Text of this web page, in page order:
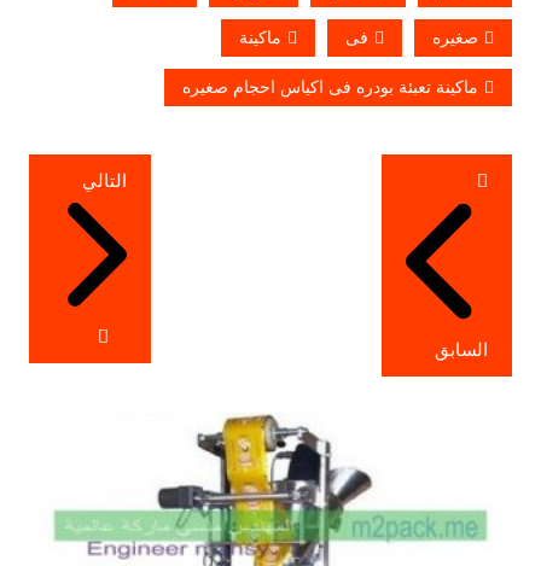
صغيره فى ماكينة
ماكينة تعبئة بودره فى اكياس احجام صغيره
تصفّح
المقالات
السابق
التالي